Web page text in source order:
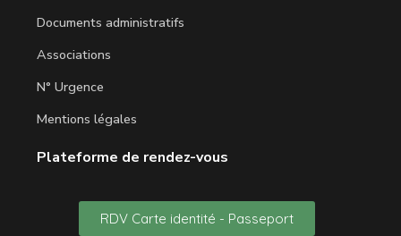
Documents administratifs
Associations
N° Urgence
Mentions légales
Plateforme de rendez-vous
RDV Carte identité - Passeport